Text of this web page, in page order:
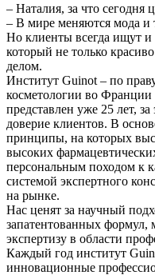
– Наталия, за что сегодня
– В мире меняются мода и
Но клиенты всегда ищут
который не только
делом.
Институт Guinot – по
косметологии во Франции
представлен уже 25 лет,
доверие клиентов. В
принципы, на которых
высоких
персональным походом к
системой экспертного
на рынке.
Нас ценят за научный
запатентованных
экспертизу в области
Каждый год институт
инновационные